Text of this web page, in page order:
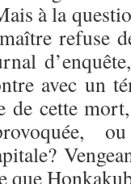
à la
refuse
avec un
de cette
ou
que